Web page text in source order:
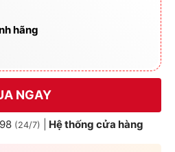
hãng
NGAY
(24/7) Hệ thống cửa hàng